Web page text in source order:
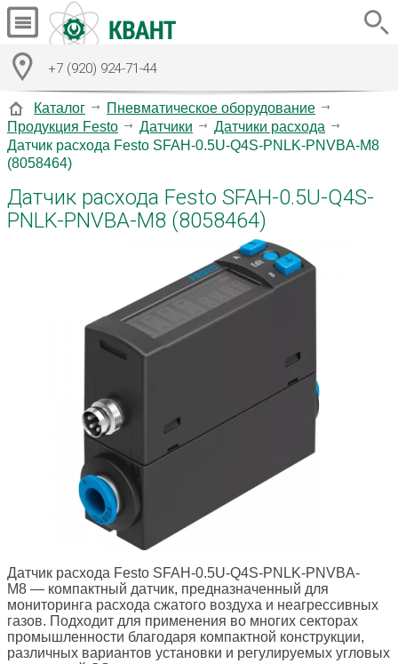
+7 (920) 924-71-44
Каталог
Пневматическое оборудование
Продукция Festo
Датчики
Датчики расхода
Датчик расхода Festo SFAH-0.5U-Q4S-PNLK-PNVBA-M8
(8058464)
Датчик расхода Festo SFAH-0.5U-Q4S-
PNLK-PNVBA-M8 (8058464)
Датчик расхода Festo SFAH-0.5U-Q4S-PNLK-PNVBA-
M8 — компактный датчик, предназначенный для
мониторинга расхода сжатого воздуха и неагрессивных
газов. Подходит для применения во многих секторах
промышленности благодаря компактной конструкции,
различных вариантов установки и регулируемых угловых